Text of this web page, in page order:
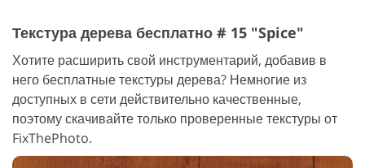
Текстура дерева бесплатно # 15 "Spice"
Хотите расширить свой инструментарий, добавив в
него бесплатные текстуры дерева? Немногие из
доступных в сети действительно качественные,
поэтому скачивайте только проверенные текстуры от
FixThePhoto.